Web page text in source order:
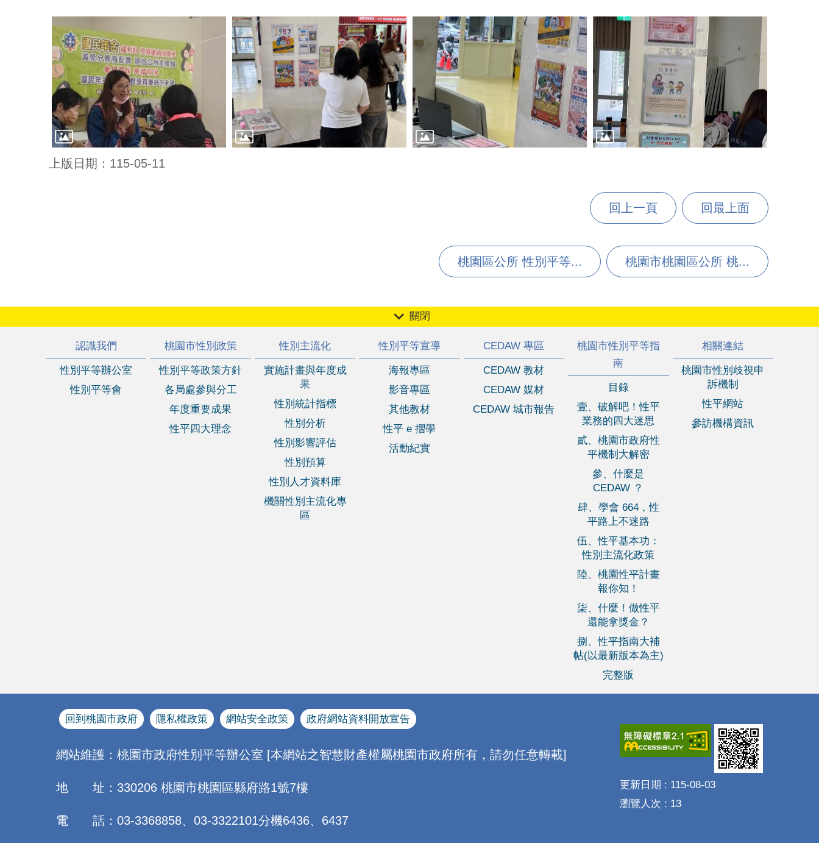
上版日期：115-05-11
回上一頁 回最上面
桃園區公所 性別平等... 桃園市桃園區公所 桃...
關閉
認識我們
性別平等辦公室
性別平等會
桃園市性別政策
性別平等政策方針
各局處參與分工
年度重要成果
性平四大理念
性別主流化
實施計畫與年度成
果
性別統計指標
性別分析
性別影響評估
性別預算
性別人才資料庫
機關性別主流化專
區
性別平等宣導
海報專區
影音專區
其他教材
性平 e 摺學
活動紀實
CEDAW 專區
CEDAW 教材
CEDAW 媒材
CEDAW 城市報告
桃園市性別平等指
南
目錄
壹、破解吧！性平
業務的四大迷思
貳、桃園市政府性
平機制大解密
參、什麼是
CEDAW ？
肆、學會 664，性
平路上不迷路
伍、性平基本功：
性別主流化政策
陸、桃園性平計畫
報你知！
柒、什麼！做性平
還能拿獎金？
捌、性平指南大補
帖(以最新版本為主)
完整版
相關連結
桃園市性別歧視申
訴機制
性平網站
參訪機構資訊
回到桃園市政府 隱私權政策 網站安全政策 政府網站資料開放宣告
網站維護：桃園市政府性別平等辦公室 [本網站之智慧財產權屬桃園市政府所有，請勿任意轉載]
地 址：330206 桃園市桃園區縣府路1號7樓
電 話：03-3368858、03-3322101分機6436、6437
更新日期
115-08-03
瀏覽人次
13